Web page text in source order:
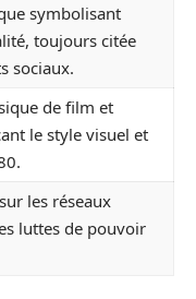
symbolisant
toujours citée
sociaux.
de film et
le style visuel et
les réseaux
luttes de pouvoir